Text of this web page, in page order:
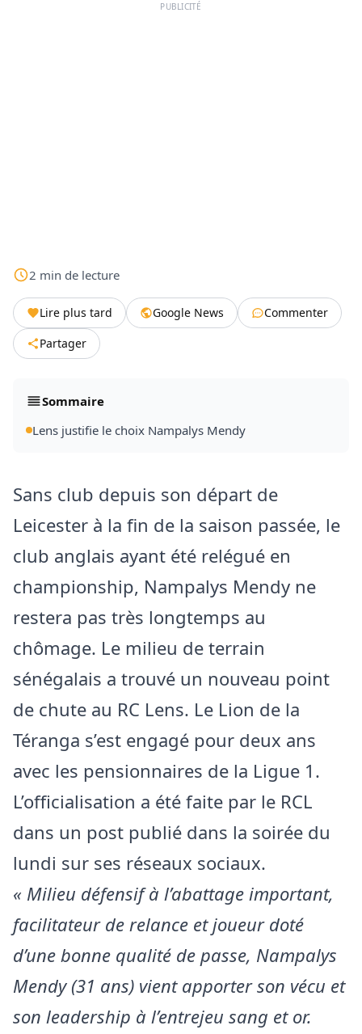
PUBLICITÉ
2 min de lecture
Lire plus tard Google News
Commenter
Partager
Sommaire
Lens justifie le choix Nampalys Mendy
Sans club depuis son départ de
Leicester à la fin de la saison passée, le
club anglais ayant été relégué en
championship, Nampalys Mendy ne
restera pas très longtemps au
chômage. Le milieu de terrain
sénégalais a trouvé un nouveau point
de chute au RC Lens. Le Lion de la
Téranga s’est engagé pour deux ans
avec les pensionnaires de la Ligue 1.
L’officialisation a été faite par le RCL
dans un post publié dans la soirée du
lundi sur ses réseaux sociaux.
« Milieu défensif à l’abattage important,
facilitateur de relance et joueur doté
d’une bonne qualité de passe, Nampalys
Mendy (31 ans) vient apporter son vécu et
son leadership à l’entrejeu sang et or.